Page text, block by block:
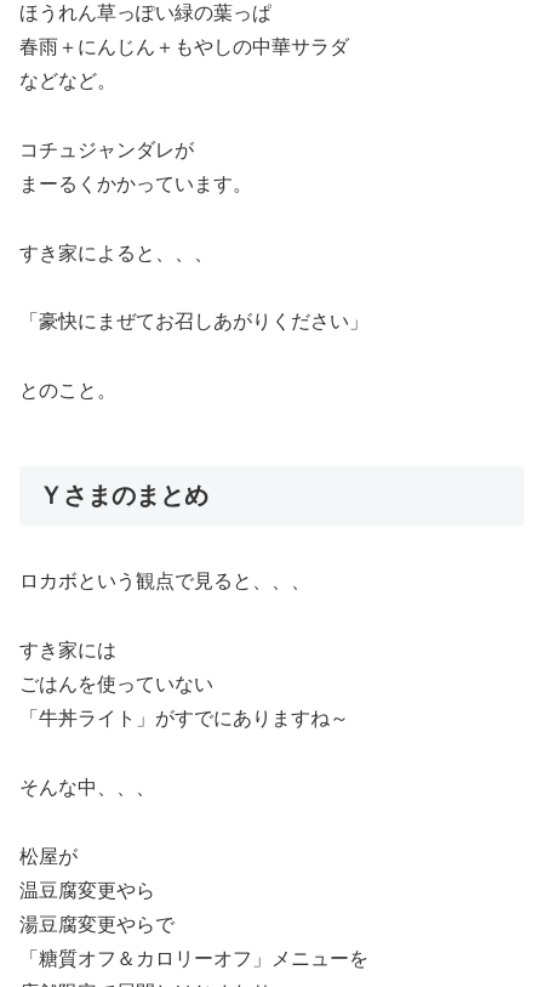
ほうれん草っぽい緑の葉っぱ
春雨＋にんじん＋もやしの中華サラダ
などなど。
コチュジャンダレが
まーるくかかっています。
すき家によると、、、
「豪快にまぜてお召しあがりください」
とのこと。
Ｙさまのまとめ
ロカボという観点で見ると、、、
すき家には
ごはんを使っていない
「牛丼ライト」がすでにありますね～
そんな中、、、
松屋が
温豆腐変更やら
湯豆腐変更やらで
「糖質オフ＆カロリーオフ」メニューを